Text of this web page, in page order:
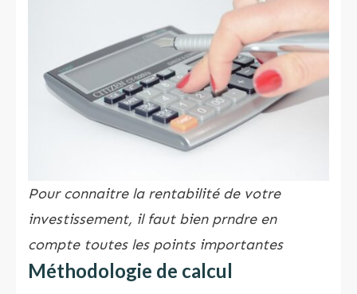
Pour connaitre la rentabilité de votre
investissement, il faut bien prndre en
compte toutes les points importantes
Méthodologie de calcul